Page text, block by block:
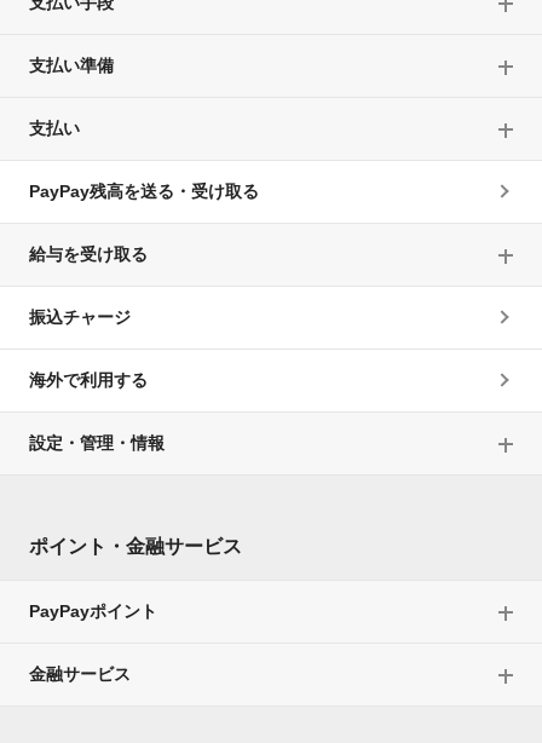
支払い準備
支払い
PayPay残高を送る・受け取る
給与を受け取る
振込チャージ
海外で利用する
設定・管理・情報
ポイント・金融サービス
PayPayポイント
金融サービス